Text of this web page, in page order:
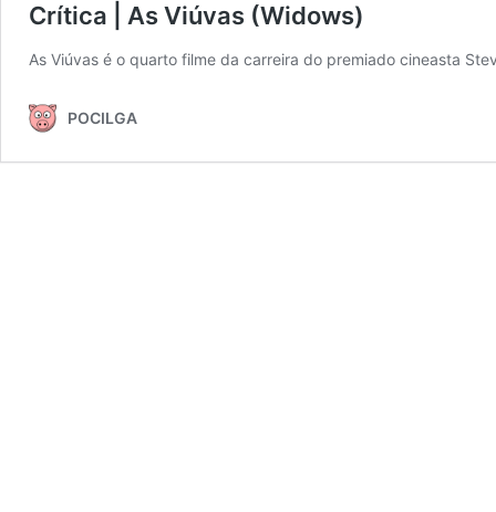
Crítica | As Viúvas (Widows)
As Viúvas é o quarto filme da carreira do premiado cineasta
POCILGA